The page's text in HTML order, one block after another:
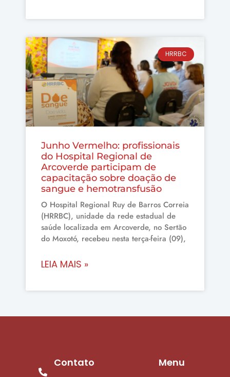
HRRBC
Junho Vermelho: profissionais
do Hospital Regional de
Arcoverde participam de
capacitação sobre doação de
sangue e hemotransfusão
O Hospital Regional Ruy de Barros Correia
(HRRBC), unidade da rede estadual de
saúde localizada em Arcoverde, no Sertão
do Moxotó, recebeu nesta terça-feira (09),
LEIA MAIS »
Contato Menu